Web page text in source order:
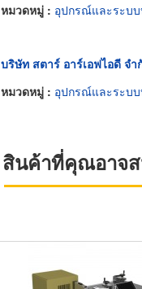
หมวดหมู่ : อุปกรณ์และระบ
บริษัท สตาร์ อาร์เอฟไอดี จำ
หมวดหมู่ : อุปกรณ์และระบ
สินค้าที่คุณอาจ